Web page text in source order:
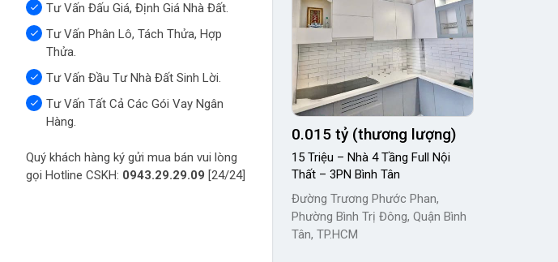
Tư Vấn Đấu Giá, Định Giá Nhà Đất.
Tư Vấn Phân Lô, Tách Thửa, Hợp
Thửa.
Tư Vấn Đầu Tư Nhà Đất Sinh Lời.
Tư Vấn Tất Cả Các Gói Vay Ngân
Hàng.
Quý khách hàng ký gửi mua bán vui lòng
gọi Hotline CSKH: 0943.29.29.09 [24/24]
0.015 tỷ (thương lượng)
15 Triệu – Nhà 4 Tầng Full Nội
Thất – 3PN Bình Tân
Đường Trương Phước Phan,
Phường Bình Trị Đông, Quận Bình
Tân, TP.HCM